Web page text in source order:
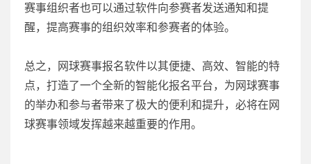
赛事组织者也可以通过软件向参赛者发送通知和提
醒，提高赛事的组织效率和参赛者的体验。
总之，网球赛事报名软件以其便捷、高效、智能的特
点，打造了一个全新的智能化报名平台，为网球赛事
的举办和参与者带来了极大的便利和提升，必将在网
球赛事领域发挥越来越重要的作用。